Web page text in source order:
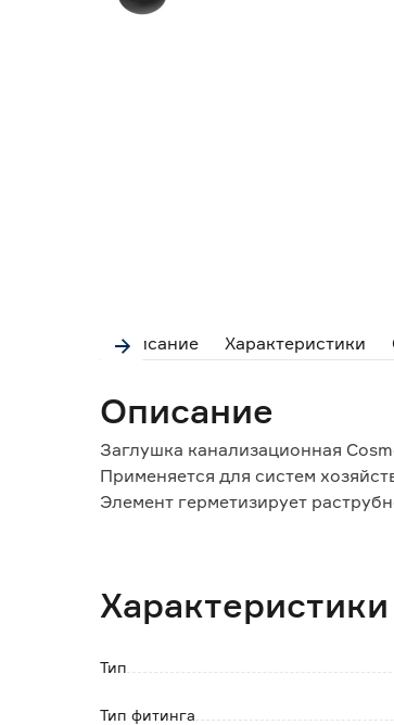
Описание Характеристики
Описание
Заглушка канализационная
Применяется для систем
Элемент герметизирует
Материал изделия устойчив к
- надёжность и долговечность
Характеристики
Тип
Тип фитинга